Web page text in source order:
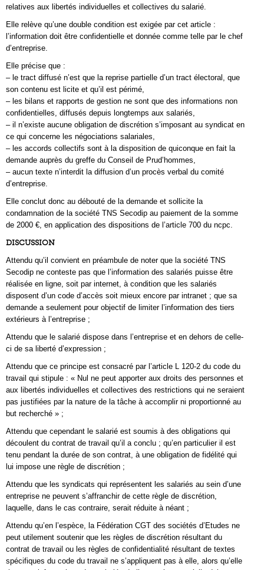
relatives aux libertés individuelles et collectives du salarié.
Elle relève qu’une double condition est exigée par cet article :
l’information doit être confidentielle et donnée comme telle par le chef
d’entreprise.
Elle précise que :
– le tract diffusé n’est que la reprise partielle d’un tract électoral, que
son contenu est licite et qu’il est périmé,
– les bilans et rapports de gestion ne sont que des informations non
confidentielles, diffusés depuis longtemps aux salariés,
– il n’existe aucune obligation de discrétion s’imposant au syndicat en
ce qui concerne les négociations salariales,
– les accords collectifs sont à la disposition de quiconque en fait la
demande auprès du greffe du Conseil de Prud’hommes,
– aucun texte n’interdit la diffusion d’un procès verbal du comité
d’entreprise.
Elle conclut donc au débouté de la demande et sollicite la
condamnation de la société TNS Secodip au paiement de la somme
de 2000 €, en application des dispositions de l’article 700 du ncpc.
DISCUSSION
Attendu qu’il convient en préambule de noter que la société TNS
Secodip ne conteste pas que l’information des salariés puisse être
réalisée en ligne, soit par internet, à condition que les salariés
disposent d’un code d’accès soit mieux encore par intranet ; que sa
demande a seulement pour objectif de limiter l’information des tiers
extérieurs à l’entreprise ;
Attendu que le salarié dispose dans l’entreprise et en dehors de celle-
ci de sa liberté d’expression ;
Attendu que ce principe est consacré par l’article L 120-2 du code du
travail qui stipule : « Nul ne peut apporter aux droits des personnes et
aux libertés individuelles et collectives des restrictions qui ne seraient
pas justifiées par la nature de la tâche à accomplir ni proportionné au
but recherché » ;
Attendu que cependant le salarié est soumis à des obligations qui
découlent du contrat de travail qu’il a conclu ; qu’en particulier il est
tenu pendant la durée de son contrat, à une obligation de fidélité qui
lui impose une règle de discrétion ;
Attendu que les syndicats qui représentent les salariés au sein d’une
entreprise ne peuvent s’affranchir de cette règle de discrétion,
laquelle, dans le cas contraire, serait réduite à néant ;
Attendu qu’en l’espèce, la Fédération CGT des sociétés d’Etudes ne
peut utilement soutenir que les règles de discrétion résultant du
contrat de travail ou les règles de confidentialité résultant de textes
spécifiques du code du travail ne s’appliquent pas à elle, alors qu’elle